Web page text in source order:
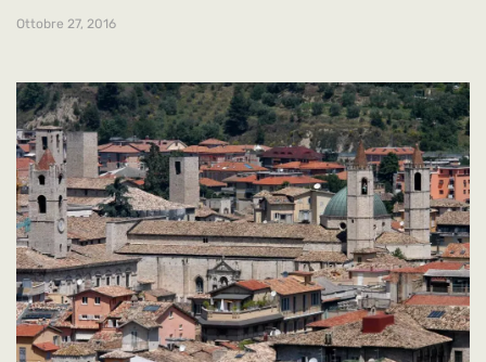
Ottobre 27, 2016